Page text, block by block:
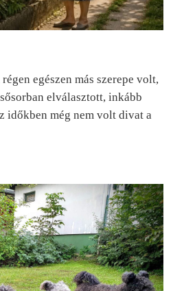
egészen más szerepe volt,
elválasztott, inkább
időkben még nem volt divat a